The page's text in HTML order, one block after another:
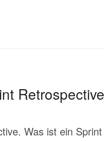
Retrospective
Was ist ein